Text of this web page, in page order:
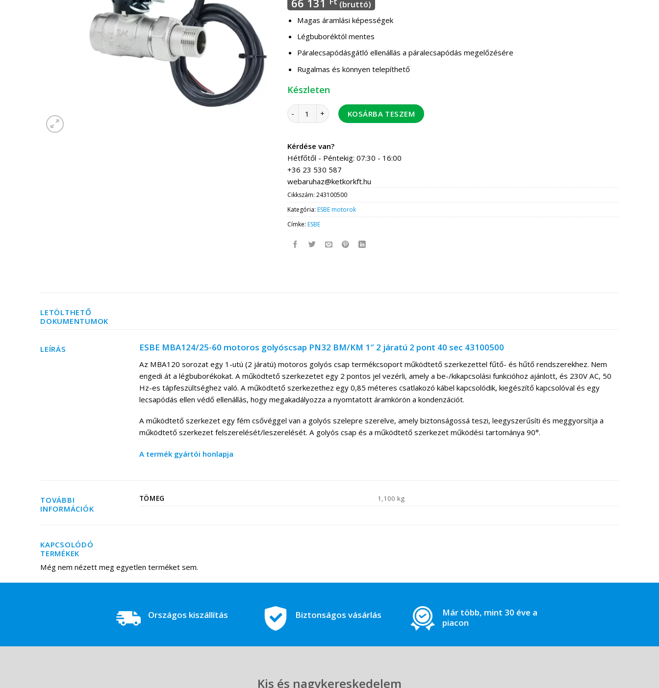
66 131 (bruttó)
Magas áramlási képességek
Légbuboréktól mentes
Páralecsapódásgátló ellenállás a páralecsapódás megelőzésére
Rugalmas és könnyen telepíthető
Készleten
ESBE MBA124/25-60 motoros golyóscsap PN32 BM/KM 1" 2 járatú 2 pont 40 sec mennyiség
KOSÁRBA TESZEM
Kérdése van?
Hétfőtől - Péntekig: 07:30 - 16:00
+36 23 530 587
webaruhaz@ketkorkft.hu
Cikkszám:243100500
Kategória:ESBE motorok
Címke:ESBE
LETÖLTHETŐ
DOKUMENTUMOK
LEÍRÁS ESBE MBA124/25-60 motoros golyóscsap PN32 BM/KM 1″ 2 járatú 2 pont 40 sec 43100500
Az MBA120 sorozat egy 1-utú (2 járatú) motoros golyós csap termékcsoport működtető szerkezettel fűtő- és hűtő rendszerekhez. Nem
engedi át a légbuborékokat. A működtető szerkezetet egy 2 pontos jel vezérli, amely a be-/kikapcsolási funkcióhoz ajánlott, és 230V AC, 50
Hz-es tápfeszültséghez való. A működtető szerkezethez egy 0,85 méteres csatlakozó kábel kapcsolódik, kiegészítő kapcsolóval és egy
lecsapódás ellen védő ellenállás, hogy megakadályozza a nyomtatott áramkörön a kondenzációt.
A működtető szerkezet egy fém csővéggel van a golyós szelepre szerelve, amely biztonságossá teszi, leegyszerűsíti és meggyorsítja a
működtető szerkezet felszerelését/leszerelését. A golyós csap és a működtető szerkezet működési tartománya 90°.
A termék gyártói honlapja
TOVÁBBI
INFORMÁCIÓK
TÖMEG 1,100 kg
KAPCSOLÓDÓ
TERMÉKEK
Még nem nézett meg egyetlen terméket sem.
Országos kiszállítás Biztonságos vásárlás
Már több, mint 30 éve a
piacon
Kis és nagykereskedelem